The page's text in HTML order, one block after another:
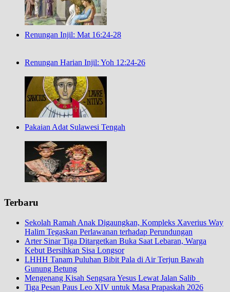
Renungan Injil: Mat 16:24-28
Renungan Harian Injil: Yoh 12:24-26
Pakaian Adat Sulawesi Tengah
Terbaru
Sekolah Ramah Anak Digaungkan, Kompleks Xaverius Way
Halim Tegaskan Perlawanan terhadap Perundungan
Arter Sinar Tiga Ditargetkan Buka Saat Lebaran, Warga
Kebut Bersihkan Sisa Longsor
LHHH Tanam Puluhan Bibit Pala di Air Terjun Bawah
Gunung Betung
Mengenang Kisah Sengsara Yesus Lewat Jalan Salib
Tiga Pesan Paus Leo XIV untuk Masa Prapaskah 2026